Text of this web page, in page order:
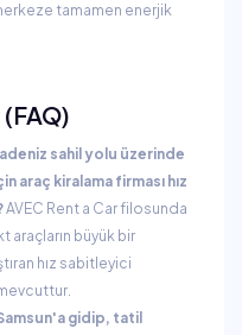
tamamen enerjik
sahil yolu üzerinde
araç kiralama firması hız
AVEC Rent a Car filosunda
araçların büyük bir
hız sabitleyici
gidip, tatil